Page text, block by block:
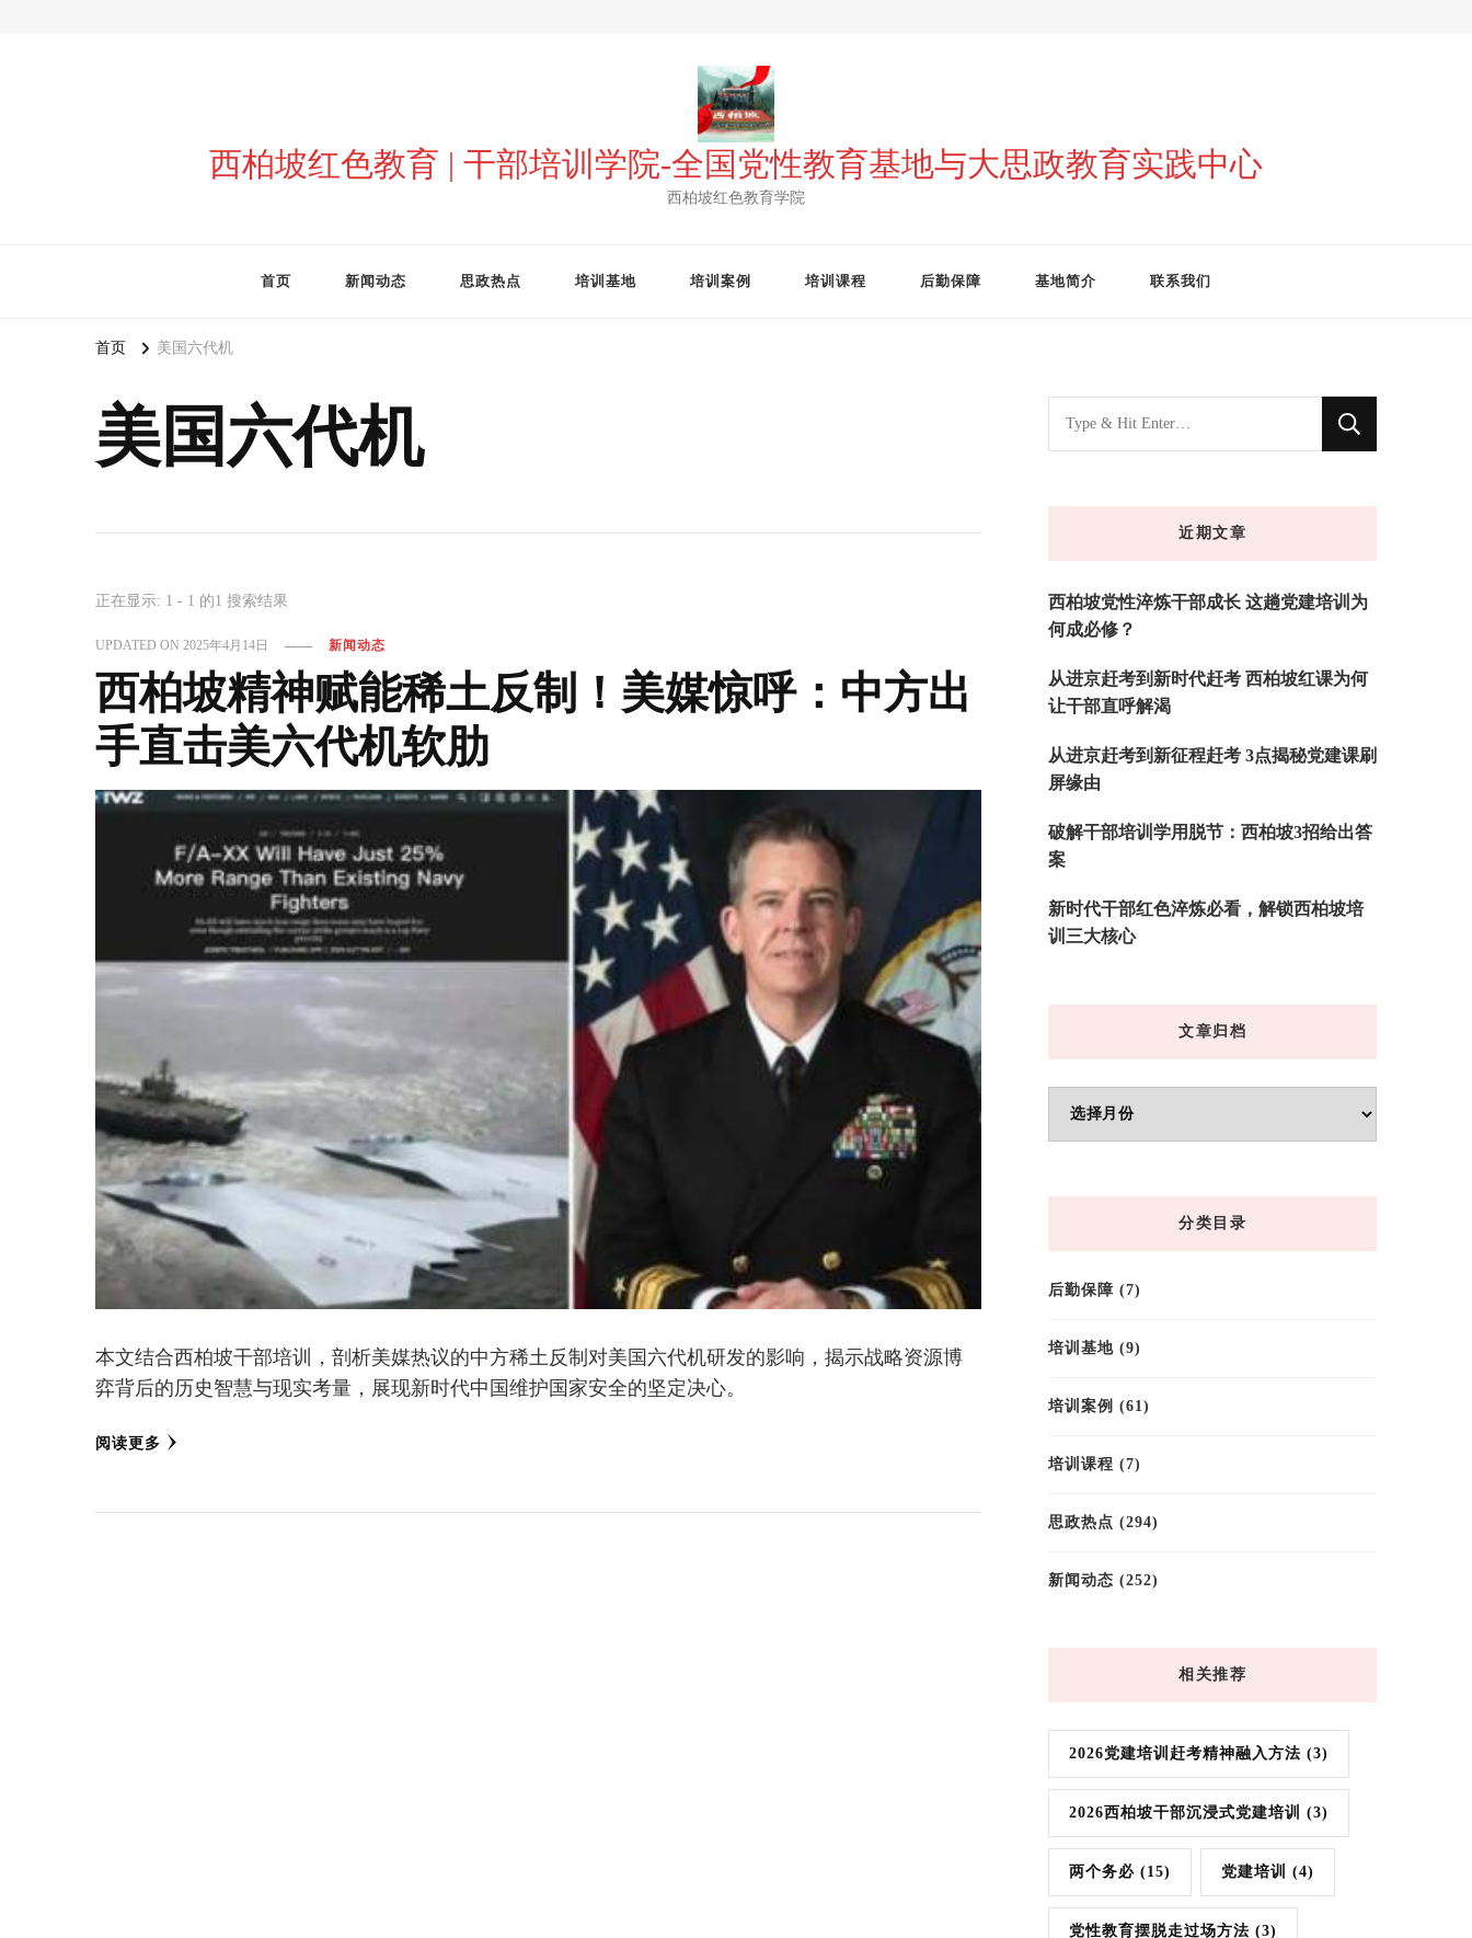
西柏坡红色教育 | 干部培训学院-全国党性教育基地与大思政教育实践中心
西柏坡红色教育学院
首页 新闻动态 思政热点 培训基地 培训案例 培训课程 后勤保障 基地简介 联系我们
首页 美国六代机
美国六代机
正在显示: 1 - 1 的1 搜索结果
UPDATED ON2025年4月14日 新闻动态
西柏坡精神赋能稀土反制！美媒惊呼：中方出
手直击美六代机软肋
本文结合西柏坡干部培训，剖析美媒热议的中方稀土反制对美国六代机研发的影响，揭示战略资源博
弈背后的历史智慧与现实考量，展现新时代中国维护国家安全的坚定决心。
阅读更多
找
什
近期文章
西柏坡党性淬炼干部成长 这趟党建培训为
何成必修？
从进京赶考到新时代赶考 西柏坡红课为何
让干部直呼解渴
从进京赶考到新征程赶考 3点揭秘党建课刷
屏缘由
破解干部培训学用脱节：西柏坡3招给出答
案
新时代干部红色淬炼必看，解锁西柏坡培
训三大核心
文章归档
章
分类目录
后勤保障 (7)
培训基地 (9)
培训案例 (61)
培训课程 (7)
思政热点 (294)
新闻动态 (252)
相关推荐
2026党建培训赶考精神融入方法 (3)
2026西柏坡干部沉浸式党建培训 (3)
两个务必 (15) 党建培训 (4)
党性教育摆脱走过场方法 (3)